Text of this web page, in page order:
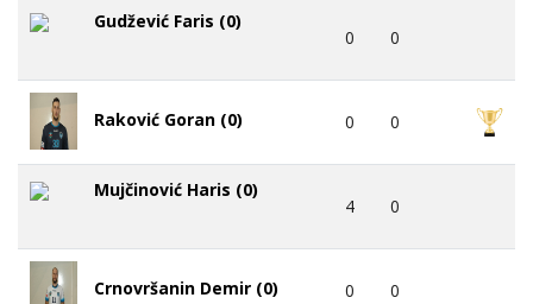
Gudžević Faris (0)
0 0
Raković Goran (0) 0 0
Mujčinović Haris (0)
4 0
Crnovršanin Demir (0) 0 0